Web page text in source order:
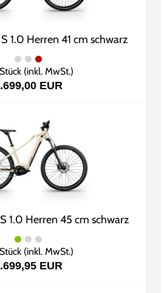
1.0 Herren 41 cm schwarz
(inkl. MwSt.)
EUR
1.0 Herren 45 cm schwarz
(inkl. MwSt.)
EUR